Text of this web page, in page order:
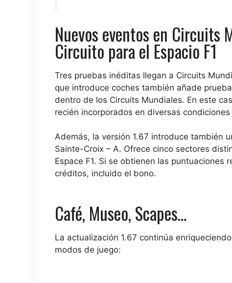
Nuevos eventos en Circuits
Circuito para el Espacio F1
Tres pruebas inéditas llegan a Circuits
que introduce coches también añade
dentro de los Circuits Mundiales. En este
recién incorporados en diversas
Además, la versión 1.67 introduce también
Sainte-Croix – A. Ofrece cinco sectores
Espace F1. Si se obtienen las
créditos, incluido el bono.
Café, Museo, Scapes…
La actualización 1.67 continúa
modos de juego: